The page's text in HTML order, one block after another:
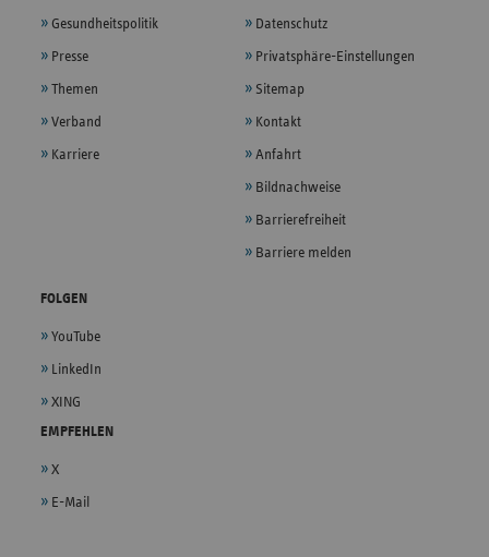
Gesundheitspolitik
Presse
Themen
Verband
Karriere
Datenschutz
Privatsphäre-Einstellungen
Sitemap
Kontakt
Anfahrt
Bildnachweise
Barrierefreiheit
Barriere melden
FOLGEN
YouTube
LinkedIn
XING
EMPFEHLEN
X
E-Mail